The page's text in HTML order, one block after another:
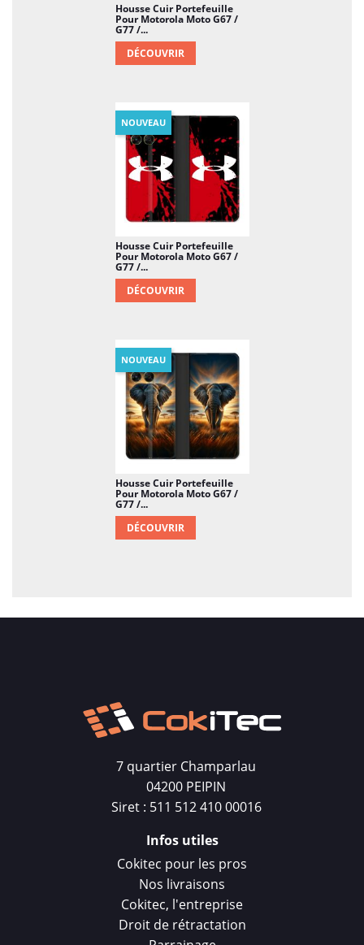
Housse Cuir Portefeuille
Pour Motorola Moto G67 /
G77 /...
DÉCOUVRIR
Housse Cuir Portefeuille
Pour Motorola Moto G67 /
G77 /...
DÉCOUVRIR
NOUVEAU
Housse Cuir Portefeuille
Pour Motorola Moto G67 /
G77 /...
DÉCOUVRIR
NOUVEAU
7 quartier Champarlau
04200 PEIPIN
Siret : 511 512 410 00016
Infos utiles
Cokitec pour les pros
Nos livraisons
Cokitec, l'entreprise
Droit de rétractation